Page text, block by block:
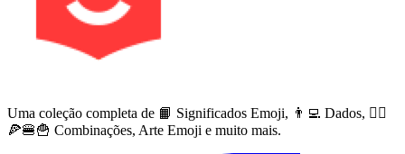
Uma coleção completa de 📙 Significados Emoji, 👨‍💻 Dados, 🙅‍♀️
🍕🍔🍟 Combinações, Arte Emoji e muito mais.